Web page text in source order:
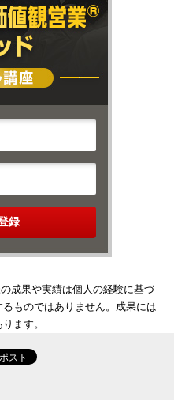
成果や実績は個人の経験に基づ
ものではありません。成果には
ます。